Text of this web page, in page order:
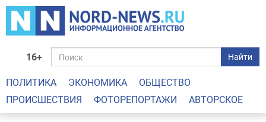
16+ Найти
ПОЛИТИКА ЭКОНОМИКА
ОБЩЕСТВО
ПРОИСШЕСТВИЯ
ФОТОРЕПОРТАЖИ АВТОРСКОЕ